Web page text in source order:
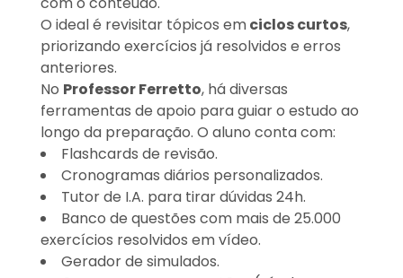
O ideal é revisitar tópicos emciclos curtos,
priorizando exercícios já resolvidos e erros
anteriores.
No Professor Ferretto, há diversas
ferramentas de apoio para guiar o estudo ao
longo da preparação. O aluno conta com:
Flashcards de revisão.
Cronogramas diários personalizados.
Tutor de I.A. para tirar dúvidas 24h.
Banco de questões com mais de 25.000
exercícios resolvidos em vídeo.
Gerador de simulados.